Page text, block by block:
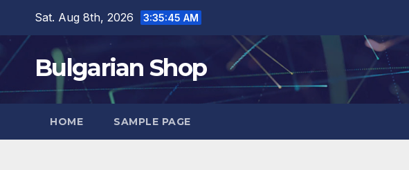
content
Sat. Aug 8th, 2026 3:35:46 AM
Bulgarian Shop
HOME SAMPLE PAGE